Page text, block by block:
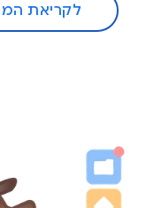
לקריאת